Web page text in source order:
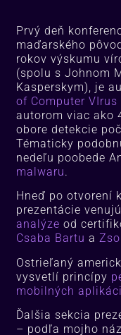
Prvý deň
maďarského
rokov výskumu
(spolu s Johnom
Kasperskym), je
of Computer VIrus
autorom viac ako
obore detekcie
Tématicky
nedeľu poobede
malwaru.
Hneď po otvorení
prezentácie
analýze od
Csaba Bartu a
Ostrieľaný
vysvetlí princípy
mobilných
Ďalšia sekcia
– podľa mojho